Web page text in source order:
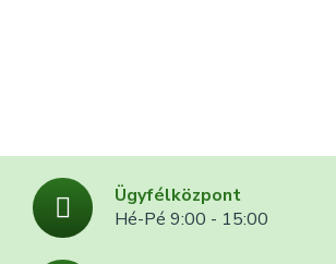
Ügyfélközpont
Hé-Pé 9:00 - 15:00